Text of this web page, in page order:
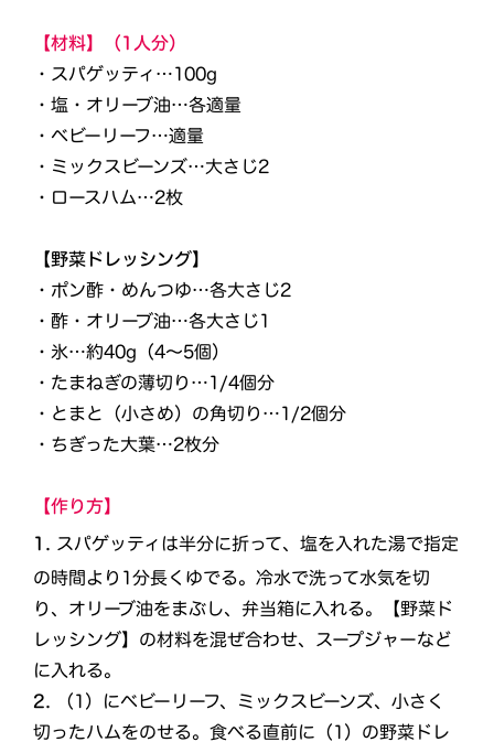
【材料】（1人分）
・スパゲッティ…100g
・塩・オリーブ油…各適量
・ベビーリーフ…適量
・ミックスビーンズ…大さじ2
・ロースハム…2枚
【野菜ドレッシング】
・ポン酢・めんつゆ…各大さじ2
・酢・オリーブ油…各大さじ1
・氷…約40g（4～5個）
・たまねぎの薄切り…1/4個分
・とまと（小さめ）の角切り…1/2個分
・ちぎった大葉…2枚分
【作り方】
1. スパゲッティは半分に折って、塩を入れた湯で指定
の時間より1分長くゆでる。冷水で洗って水気を切
り、オリーブ油をまぶし、弁当箱に入れる。【野菜ド
レッシング】の材料を混ぜ合わせ、スープジャーなど
に入れる。
2. （1）にベビーリーフ、ミックスビーンズ、小さく
切ったハムをのせる。食べる直前に（1）の野菜ドレ